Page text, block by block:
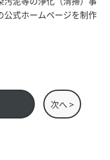
公式ホームページを制作
次へ >